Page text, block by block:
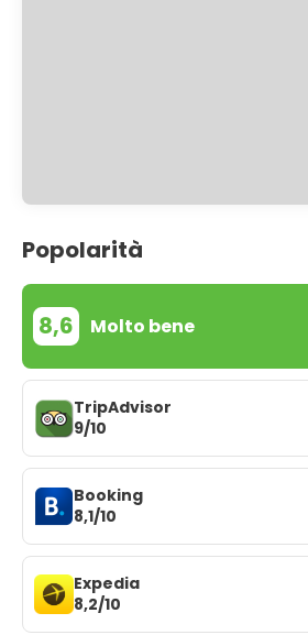
Popolarità
8,6 Molto bene
TripAdvisor
9/10
Booking
8,1/10
Expedia
8,2/10